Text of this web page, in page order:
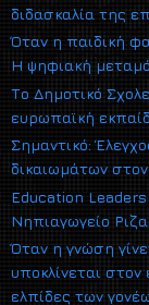
διδασκαλία της
Όταν η παιδική
Η ψηφιακή
Το Δημοτικό
ευρωπαϊκή
Σημαντικό:
δικαιωμάτων
Education
Νηπιαγωγείο
Όταν η γνώση
υποκλίνεται
ελπίδες των